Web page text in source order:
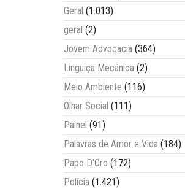
Geral (1.013)
geral (2)
Jovem Advocacia (364)
Linguiça Mecânica (2)
Meio Ambiente (116)
Olhar Social (111)
Painel (91)
Palavras de Amor e Vida (184)
Papo D'Oro (172)
Polícia (1.421)